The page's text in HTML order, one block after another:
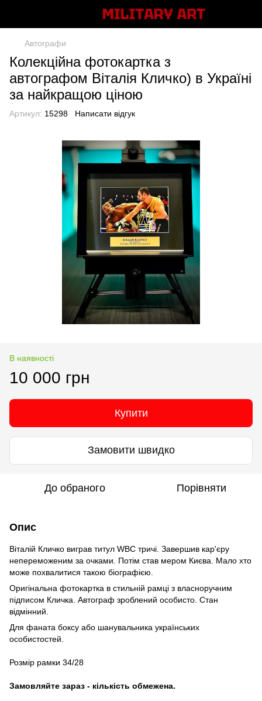
Автографи
Колекційна фотокартка з
автографом Віталія Кличко) в Україні
за найкращою ціною
Артикул: 15298 Написати відгук
В наявності
10 000 грн
Купити
Замовити швидко
До обраного Порівняти
Опис
Віталій Кличко виграв титул WBC тричі. Завершив кар'єру
непереможеним за очками. Потім став мером Києва. Мало хто
може похвалитися такою біографією.
Оригінальна фотокартка в стильній рамці з власноручним
підписом Кличка. Автограф зроблений особисто. Стан
відмінний.
Для фаната боксу або шанувальника українських
особистостей.
Розмір рамки 34/28
Замовляйте зараз - кількість обмежена.